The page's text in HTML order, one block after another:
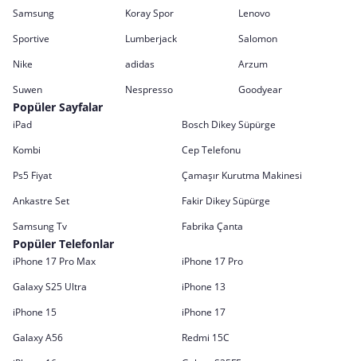
Samsung
Koray Spor
Lenovo
Sportive
Lumberjack
Salomon
Nike
adidas
Arzum
Suwen
Nespresso Goodyear
Popüler Sayfalar
iPad
Bosch Dikey Süpürge
Kombi
Cep Telefonu
Ps5 Fiyat
Çamaşır Kurutma Makinesi
Ankastre Set
Fakir Dikey Süpürge
Samsung Tv
Fabrika Çanta
Popüler Telefonlar
iPhone 17 Pro Max
iPhone 17 Pro
Galaxy S25 Ultra
iPhone 13
iPhone 15
iPhone 17
Galaxy A56
Redmi 15C